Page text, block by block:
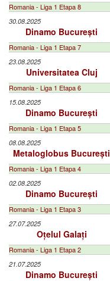
Romania - Liga 1 Etapa 8
30.08.2025
Dinamo București
Romania - Liga 1 Etapa 7
23.08.2025
Universitatea Cluj
Romania - Liga 1 Etapa 6
15.08.2025
Dinamo București
Romania - Liga 1 Etapa 5
08.08.2025
Metaloglobus București
Romania - Liga 1 Etapa 4
02.08.2025
Dinamo București
Romania - Liga 1 Etapa 3
27.07.2025
Oțelul Galați
Romania - Liga 1 Etapa 2
21.07.2025
Dinamo București